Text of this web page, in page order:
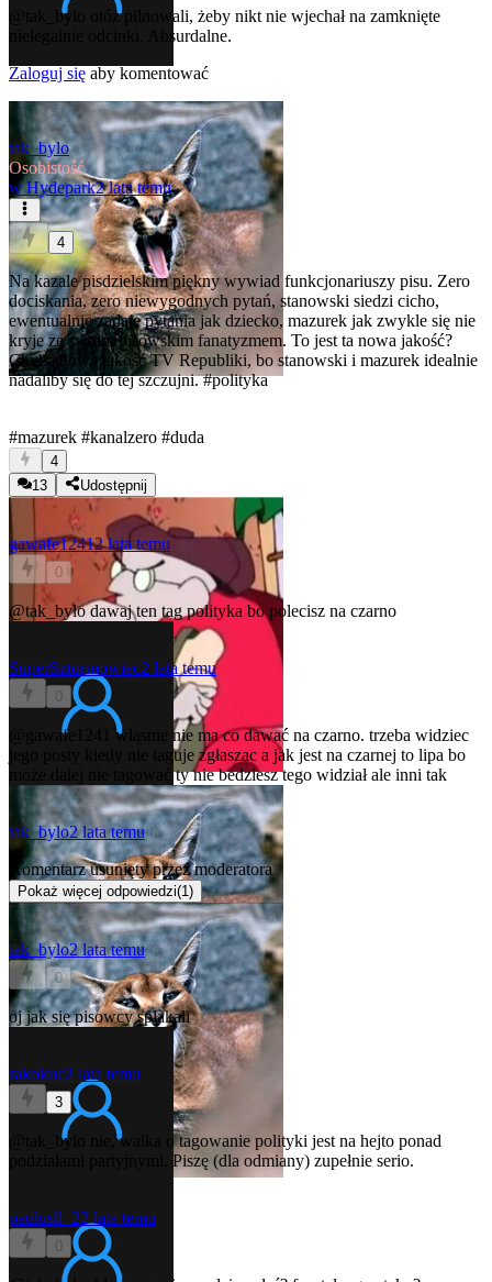
@tak_bylo
otóż pilnowali, żeby nikt nie wjechał na zamknięte
nielegalnie odcinki. Absurdalne.
Zaloguj się aby komentować
tak_bylo
Osobistość
w Hydepark2 lata temu
4
Na kazale pisdzielskim piękny wywiad funkcjonariuszy pisu. Zero
dociskania, zero niewygodnych pytań, stanowski siedzi cicho,
ewentualnie zadaje pytania jak dziecko, mazurek jak zwykle się nie
kryje ze swoim pisowskim fanatyzmem. To jest ta nowa jakość?
Chyba nowa jakość TV Republiki, bo stanowski i mazurek idealnie
nadaliby się do tej szczujni.#polityka
#mazurek #kanalzero #duda
4
13
Udostępnij
gawafe12412 lata temu
0
@tak_bylodawaj ten tag polityka bo polecisz na czarno
SuperSzturmowiec2 lata temu
0
@gawafe1241
włąsnie nie ma co dawać na czarno. trzeba widziec
jego posty kiedy nie taguje zgłaszac a jak jest na czarnej to lipa bo
może dalej nie tagować ty nie bedziesz tego widział ale inni tak
tak_bylo2 lata temu
Komentarz usunięty przez moderatora
Pokaż więcej odpowiedzi(1)
tak_bylo2 lata temu
0
oj jak się pisowcy spłakali
rakokuc2 lata temu
3
@tak_bylo
nie, walka o tagowanie polityki jest na hejto ponad
podziałami partyjnymi. Piszę (dla odmiany) zupełnie serio.
paulusll_22 lata temu
0